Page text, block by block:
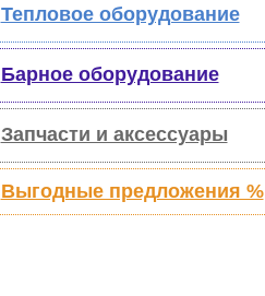
Тепловое оборудование
Барное оборудование
Запчасти и аксессуары
Выгодные предложения %